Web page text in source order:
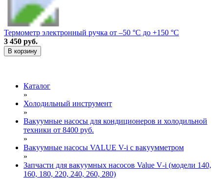
Термометр электронный ручка от –50 °C до +150 °C
3 450 руб.
В корзину
Каталог
»
Холодильный инструмент
»
Вакуумные насосы для кондиционеров и холодильной
техники от 8400 руб.
»
Вакуумные насосы VALUE V-i с вакуумметром
»
Запчасти для вакуумных насосов Value V‑i (модели 140,
160, 180, 220, 240, 260, 280)